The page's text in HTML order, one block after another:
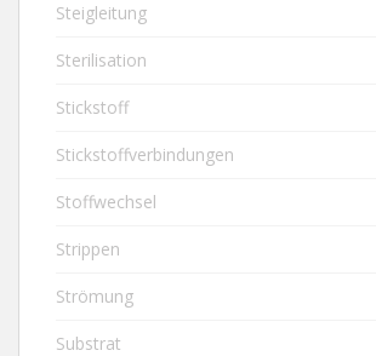
Steigleitung
Sterilisation
Stickstoff
Stickstoffverbindungen
Stoffwechsel
Strippen
Strömung
Substrat